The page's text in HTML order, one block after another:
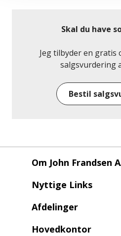
Udenfor fortsætter
afslapning. Fra alrummet er
overdækket terrasse, som
skur samt en carport til
for gåture, badeliv og
kysten, samtidig med at
byder på indkøb,
fornødenheder.
Skal du have
Jeg tilbyder en
salgsvurdering
Bestil
Om John Frandsen
Nyttige Links
Afdelinger
Hovedkontor